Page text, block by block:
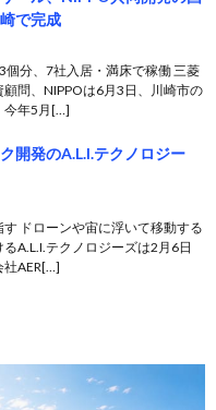
で完成
分、7社入居・満床で稼働 三菱
問、NIPPOは6月3日、川崎市の
今年5月[…]
開発のA.L.I.テクノロジー
ドローンや宙に浮いて移動する
A.L.I.テクノロジーズは2月6日
社AER[…]